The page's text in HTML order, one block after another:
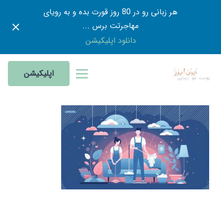
هر زبانی رو در 80 روز قورت بده و به رویای
مهاجرتت برس ...
دانلود اپلیکیشن
اپلیکیشن